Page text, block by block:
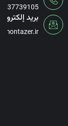
بريد إلكتروني: